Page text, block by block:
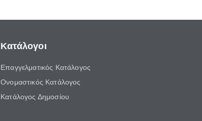
Κατάλογοι
Επαγγελματικός Κατάλογος
Ονομαστικός Κατάλογος
Κατάλογος Δημοσίου